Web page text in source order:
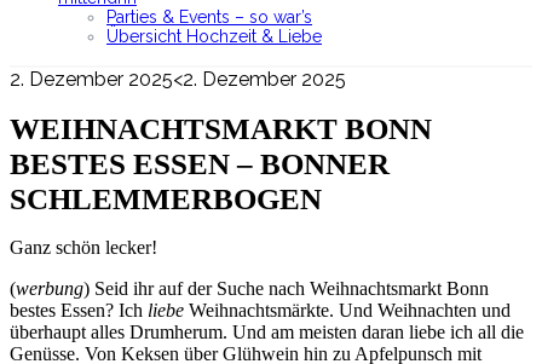
Parties & Events – so war’s
Übersicht Hochzeit & Liebe
2. Dezember 2025<2. Dezember 2025
WEIHNACHTSMARKT BONN
BESTES ESSEN – BONNER
SCHLEMMERBOGEN
Ganz schön lecker!
(werbung) Seid ihr auf der Suche nach Weihnachtsmarkt Bonn
bestes Essen? Ich liebe Weihnachtsmärkte. Und Weihnachten und
überhaupt alles Drumherum. Und am meisten daran liebe ich all die
Genüsse. Von Keksen über Glühwein hin zu Apfelpunsch mit